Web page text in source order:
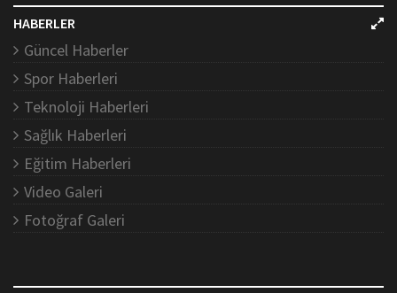
HABERLER
Güncel Haberler
Spor Haberleri
Teknoloji Haberleri
Sağlık Haberleri
Eğitim Haberleri
Video Galeri
Fotoğraf Galeri